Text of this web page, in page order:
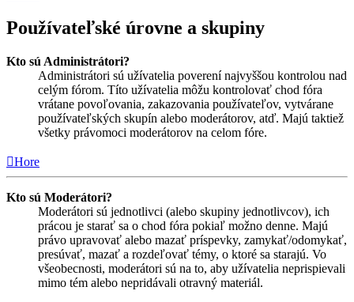
Používateľské úrovne a skupiny
Kto sú Administrátori?
Administrátori sú užívatelia poverení najvyššou kontrolou nad
celým fórom. Títo užívatelia môžu kontrolovať chod fóra
vrátane povoľovania, zakazovania používateľov, vytvárane
používateľských skupín alebo moderátorov, atď. Majú taktiež
všetky právomoci moderátorov na celom fóre.
Hore
Kto sú Moderátori?
Moderátori sú jednotlivci (alebo skupiny jednotlivcov), ich
prácou je starať sa o chod fóra pokiaľ možno denne. Majú
právo upravovať alebo mazať príspevky, zamykať/odomykať,
presúvať, mazať a rozdeľovať témy, o ktoré sa starajú. Vo
všeobecnosti, moderátori sú na to, aby užívatelia neprispievali
mimo tém alebo nepridávali otravný materiál.